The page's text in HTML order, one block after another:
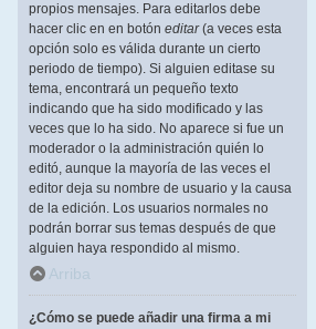
propios mensajes. Para editarlos debe
hacer clic en en botón editar(a veces esta
opción solo es válida durante un cierto
periodo de tiempo). Si alguien editase su
tema, encontrará un pequeño texto
indicando que ha sido modificado y las
veces que lo ha sido. No aparece si fue un
moderador o la administración quién lo
editó, aunque la mayoría de las veces el
editor deja su nombre de usuario y la causa
de la edición. Los usuarios normales no
podrán borrar sus temas después de que
alguien haya respondido al mismo.
Arriba
¿Cómo se puede añadir una firma a mi